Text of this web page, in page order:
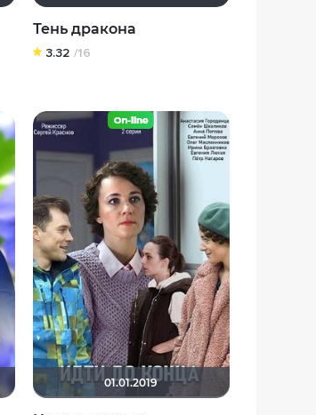
Тень дракона
3.32 /16
01.01.2019